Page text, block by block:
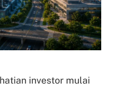
investor mulai